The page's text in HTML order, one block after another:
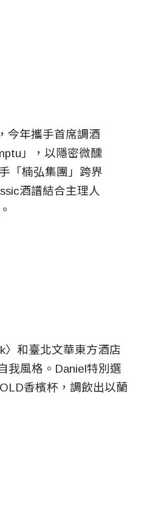
今年攜手首席調酒
」，以隱密微醺
「楠弘集團」跨界
酒譜結合主理人
〉和臺北文華東方酒店
我風格。Daniel特別選
香檳杯，調飲出以蘭